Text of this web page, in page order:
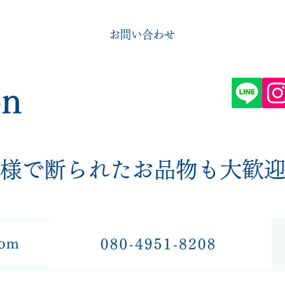
で断られたお品物も大歓迎
お問い合わせ
080-4951-8208